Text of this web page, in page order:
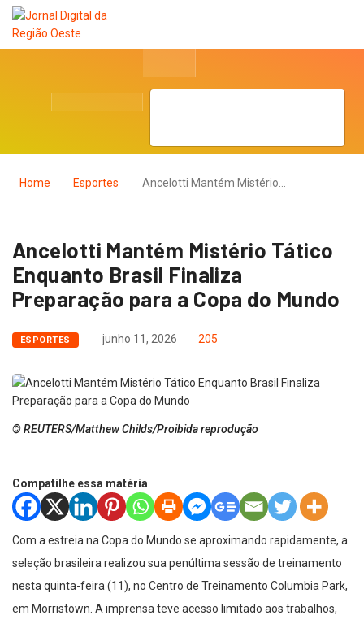
Home Esportes Ancelotti Mantém Mistério…
Ancelotti Mantém Mistério Tático
Enquanto Brasil Finaliza
Preparação para a Copa do Mundo
ESPORTES junho 11, 2026 205
© REUTERS/Matthew Childs/Proibida reprodução
Compatilhe essa matéria
Com a estreia na Copa do Mundo se aproximando rapidamente, a
seleção brasileira realizou sua penúltima sessão de treinamento
nesta quinta-feira (11), no Centro de Treinamento Columbia Park,
em Morristown. A imprensa teve acesso limitado aos trabalhos,